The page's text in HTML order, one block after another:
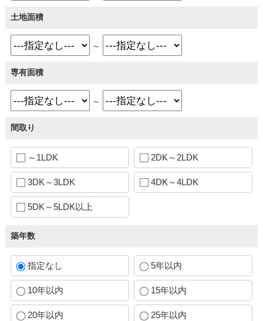
土地面積
～
専有面積
～
間取り
～1LDK 2DK～2LDK
3DK～3LDK 4DK～4LDK
5DK～5LDK以上
築年数
指定なし 5年以内
10年以内 15年以内
20年以内 25年以内